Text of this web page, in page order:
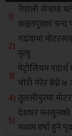
नेपाली सेनामा
कञ्चनपुरका चन्द
गढवामा
मृत्यु
पेट्रोलियम
चोरी गरेर बेच्ने ७
तुलसीपुरमा
देशभर मनसुनको
मध्यम वर्षा हुने